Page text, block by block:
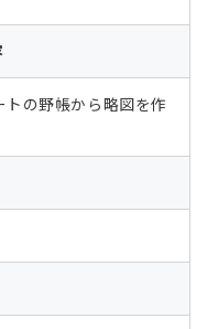
の野帳から略図を作